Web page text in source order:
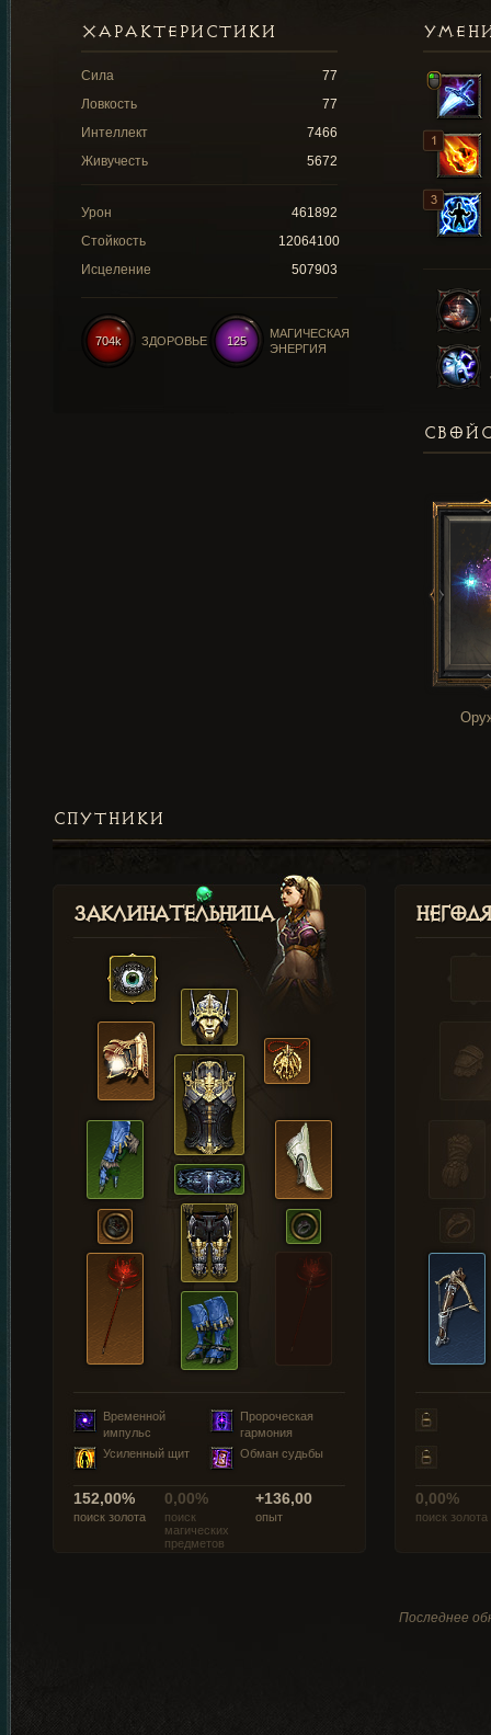
ХАРАКТЕРИСТИКИ
Сила
77
Ловкость
77
Интеллект
7466
Живучесть
5672
Урон
461892
Стойкость
12064100
Исцеление
507903
125
МАГИЧЕСКАЯ
ЭНЕРГИЯ
704k ЗДОРОВЬЕ
СПУТНИКИ
Заклинательница
Временной
импульс
Пророческая
гармония
Усиленный щит
Обман судьбы
152,00%
поиск золота
0,00%
поиск
магических
предметов
+136,00
опыт
0,00%
поиск золота
Последнее